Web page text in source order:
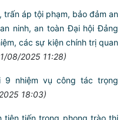
trấn áp tội phạm, bảo đảm an
ninh, an toàn Đại hội Đảng
các sự kiện chính trị quan
08/2025 11:28)
9 nhiệm vụ công tác trọng
18:03)